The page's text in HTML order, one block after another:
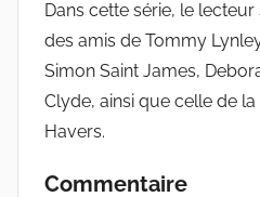
Dans cette série, le
des amis de Tommy
Simon Saint James,
Clyde, ainsi que celle de
Havers.
Commentaire